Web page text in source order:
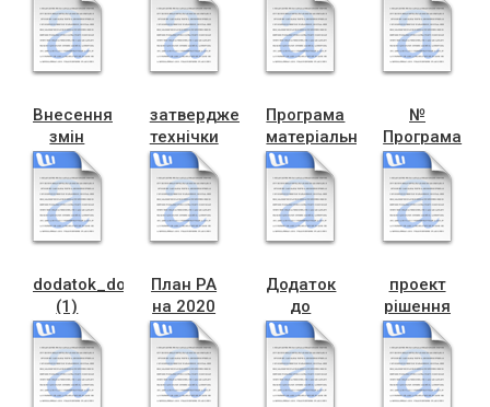
власність
зем.діл.
Абрамова
Захарчук
ОСГ
Кульчицька
,
Січинського,13-
а
Внесення
змін
Мельник
затвердження
технічки
(1)
Програма
матеріальни
допомога
№
Програма
Адресна
грошова
допомога
dodatok_do_rishennya_RA
(1)
План РА
на 2020
рік (1)
Додаток
до
проекту
рішення
міжнародного
співробітництва
проект
рішення
Програма